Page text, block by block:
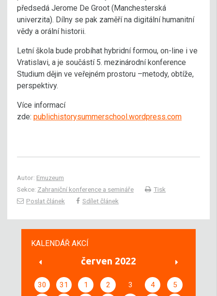
předsedá Jerome De Groot (Manchesterská
univerzita). Dílny se pak zaměří na digitální humanitní
vědy a orální historii.
Letní škola bude probíhat hybridní formou, on-line i ve
Vratislavi, a je součástí 5. mezinárodní konference
Studium dějin ve veřejném prostoru –metody, obtíže,
perspektivy.
Více informací
zde: publichistorysummerschool.wordpress.com
Autor: Emuzeum
Sekce: Zahraniční konference a semináře
Tisk
Poslat článek
Sdílet článek
KALENDÁŘ AKCÍ
červen 2022
30 31 1 2 3 4
5